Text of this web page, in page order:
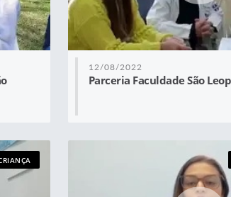
12/08/2022
Parceria Faculdade São